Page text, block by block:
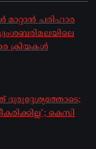
പരിഹാര
ക്രിയകൾ
ദുരുദ്ദേശ്യത്തോടെ;
കെസി